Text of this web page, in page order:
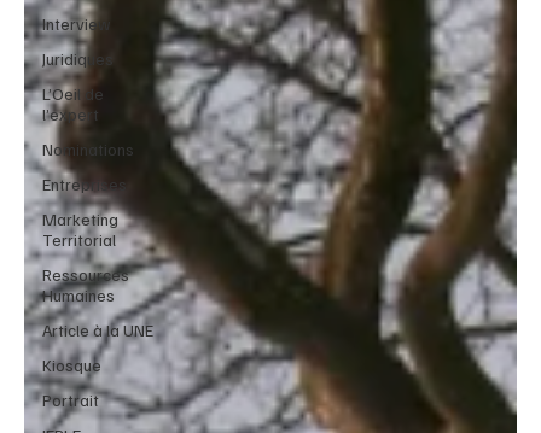
Interview
Juridiques
L’Oeil de
l’expert
Nominations
Entreprises
Marketing
Territorial
Ressources
Humaines
Article à la UNE
Kiosque
Portrait